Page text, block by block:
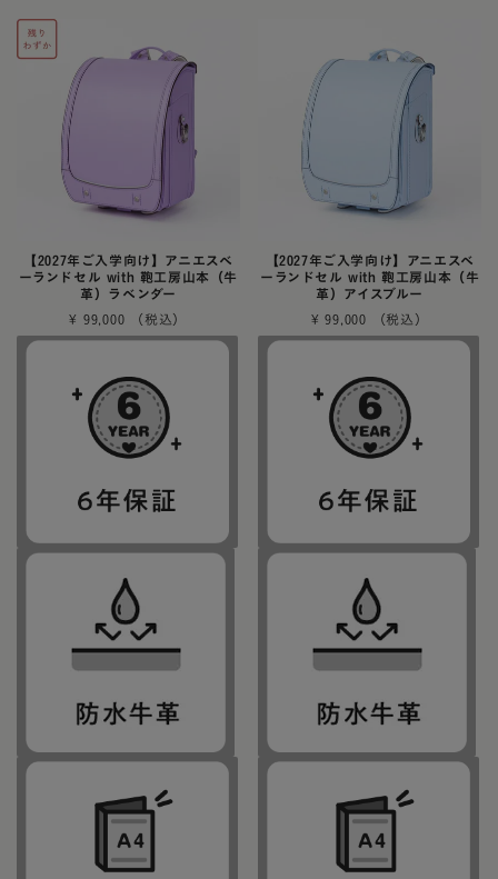
【2027年ご入学向け】アニエスベ
ーランドセル with 鞄工房山本（牛
革）ラベンダー
¥ 99,000
【2027年ご入学向け】アニエスベ
ーランドセル with 鞄工房山本（牛
革）アイスブルー
¥ 99,000